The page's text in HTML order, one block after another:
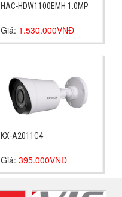
HAC-HDW1100EMH 1.0MP
Giá: 1.530.000VNĐ
KX-A2011C4
Giá: 395.000VNĐ